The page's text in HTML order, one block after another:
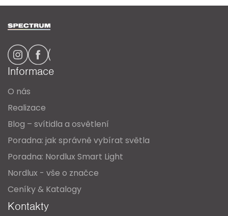
Informace
O nás
Realizace
Blog – svítidla a osvětlení
Poradna: jak správně vybírat světla
Poradna: Nordlux Smart Light
Nordlux - vše o značce
Ceníky & Katalogy
Kontakty